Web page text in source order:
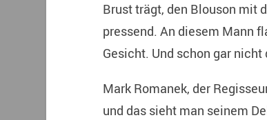
Brust trägt, den Blouson mit
pressend. An diesem Mann
Gesicht. Und schon gar nicht
Mark Romanek, der
und das sieht man seinem